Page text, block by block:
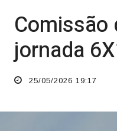
Comissão
jornada
25/05/2026 19:17